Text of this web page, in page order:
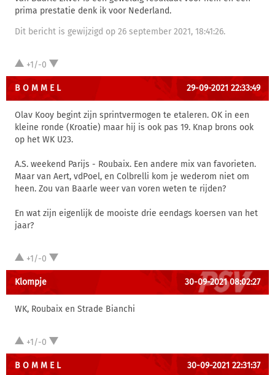
prima prestatie denk ik voor Nederland.
Dit bericht is gewijzigd op 26 september 2021, 18:41:26.
+1/-0
B O M M E L 29-09-2021 22:33:49
Olav Kooy begint zijn sprintvermogen te etaleren. OK in een
kleine ronde (Kroatie) maar hij is ook pas 19. Knap brons ook
op het WK U23.
A.S. weekend Parijs - Roubaix. Een andere mix van favorieten.
Maar van Aert, vdPoel, en Colbrelli kom je wederom niet om
heen. Zou van Baarle weer van voren weten te rijden?
En wat zijn eigenlijk de mooiste drie eendags koersen van het
jaar?
+1/-0
Klompje 30-09-2021 08:02:27
WK, Roubaix en Strade Bianchi
+1/-0
B O M M E L 30-09-2021 22:31:37